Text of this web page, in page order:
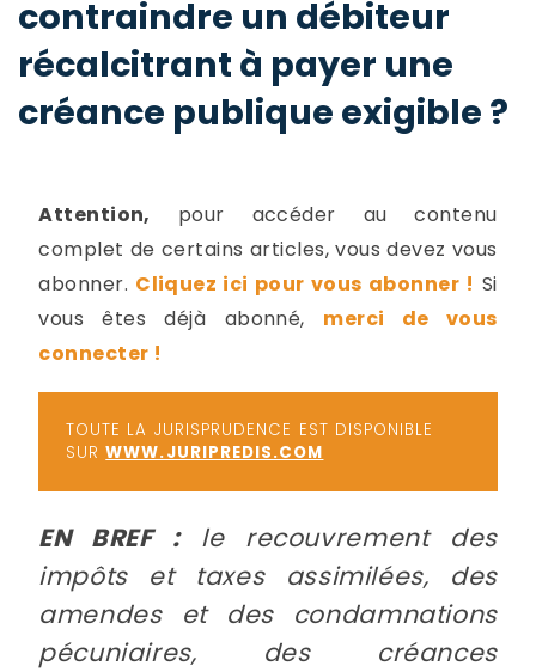
contraindre un débiteur
récalcitrant à payer une
créance publique exigible ?
Attention, pour accéder au contenu
complet de certains articles, vous devez vous
abonner. Cliquez ici pour vous abonner ! Si
vous êtes déjà abonné, merci de vous
connecter !
TOUTE LA JURISPRUDENCE EST DISPONIBLE
SURWWW.JURIPREDIS.COM
EN BREF :le recouvrement des
impôts et taxes assimilées, des
amendes et des condamnations
pécuniaires, des créances